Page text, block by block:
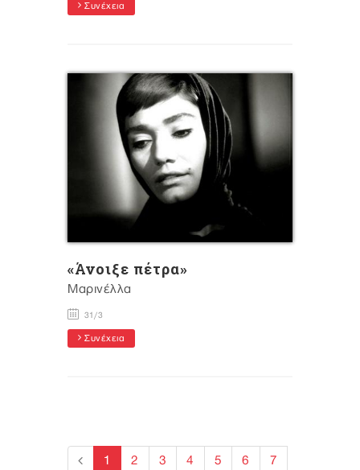
Συνέχεια
«Άνοιξε πέτρα»
Μαρινέλλα
31/3
Συνέχεια
1 2 3 4 5 6 7